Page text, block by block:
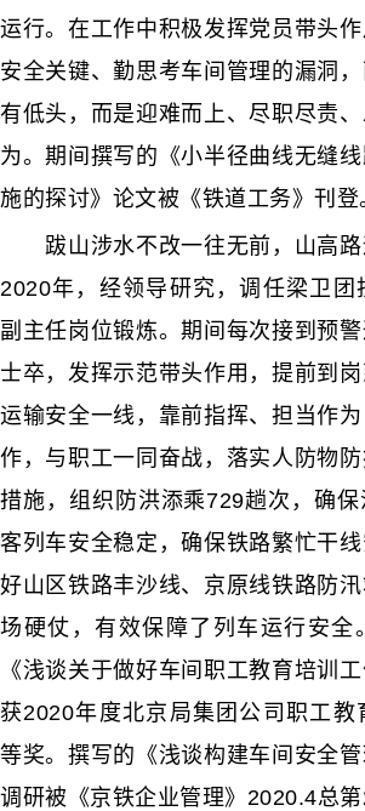
运行。在工作中积极发挥党员带头
安全关键、勤思考车间管理的漏洞
有低头，而是迎难而上、尽职尽责
为。期间撰写的《小半径曲线无缝
施的探讨》论文被《铁道工务》刊登
跋山涉水不改一往无前，山高路
2020年，经领导研究，调任梁卫团
副主任岗位锻炼。期间每次接到预
士卒，发挥示范带头作用，提前到
运输安全一线，靠前指挥、担当作
作，与职工一同奋战，落实人防物
措施，组织防洪添乘729趟次，确
客列车安全稳定，确保铁路繁忙干
好山区铁路丰沙线、京原线铁路防
场硬仗，有效保障了列车运行安全
《浅谈关于做好车间职工教育培训
获2020年度北京局集团公司职工教
等奖。撰写的《浅谈构建车间安全管
调研被《京铁企业管理》2020.4总第